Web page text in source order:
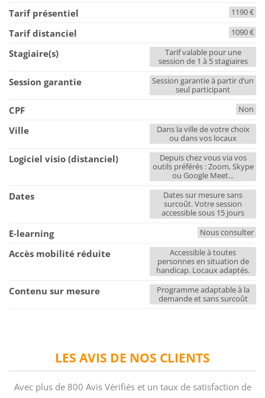
LES AVIS DE NOS CLIENTS
Avec plus de 800 Avis Vérifiés et un taux de satisfaction de
Tarif présentiel 1190 €
Tarif distanciel 1090 €
Stagiaire(s)
Tarif valable pour une
session de 1 à 5 stagiaires
Session garantie
Session garantie à partir d’un
seul participant
CPF Non
Ville
Dans la ville de votre choix
ou dans vos locaux
Logiciel visio (distanciel)
Depuis chez vous via vos
outils préférés : Zoom, Skype
ou Google Meet...
Dates
Dates sur mesure sans
surcoût. Votre session
accessible sous 15 jours
E-learning Nous consulter
Accès mobilité réduite
Accessible à toutes
personnes en situation de
handicap. Locaux adaptés.
Contenu sur mesure
Programme adaptable à la
demande et sans surcoût